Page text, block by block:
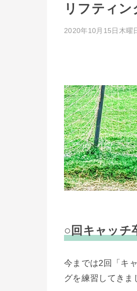
リフティ
2020年10月15日木曜
○回キャッチ
今までは2回「キ
グを練習してきま